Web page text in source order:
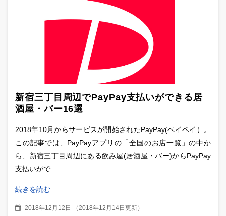
新宿三丁目周辺でPayPay支払いができる居
酒屋・バー16選
2018年10月からサービスが開始されたPayPay(ペイペイ）。
この記事では、PayPayアプリの「全国のお店一覧」の中か
ら、新宿三丁目周辺にある飲み屋(居酒屋・バー)からPayPay
支払いがで
続きを読む
2018年12月12日 （2018年12月14日更新）